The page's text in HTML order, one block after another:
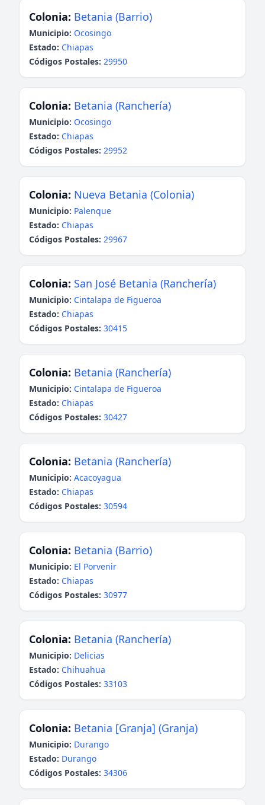
Colonia: Betania (Barrio)
Municipio: Ocosingo
Estado: Chiapas
Códigos Postales: 29950
Colonia: Betania (Ranchería)
Municipio: Ocosingo
Estado: Chiapas
Códigos Postales: 29952
Colonia: Nueva Betania (Colonia)
Municipio: Palenque
Estado: Chiapas
Códigos Postales: 29967
Colonia: San José Betania (Ranchería)
Municipio: Cintalapa de Figueroa
Estado: Chiapas
Códigos Postales: 30415
Colonia: Betania (Ranchería)
Municipio: Cintalapa de Figueroa
Estado: Chiapas
Códigos Postales: 30427
Colonia: Betania (Ranchería)
Municipio: Acacoyagua
Estado: Chiapas
Códigos Postales: 30594
Colonia: Betania (Barrio)
Municipio: El Porvenir
Estado: Chiapas
Códigos Postales: 30977
Colonia: Betania (Ranchería)
Municipio: Delicias
Estado: Chihuahua
Códigos Postales: 33103
Colonia: Betania [Granja] (Granja)
Municipio: Durango
Estado: Durango
Códigos Postales: 34306